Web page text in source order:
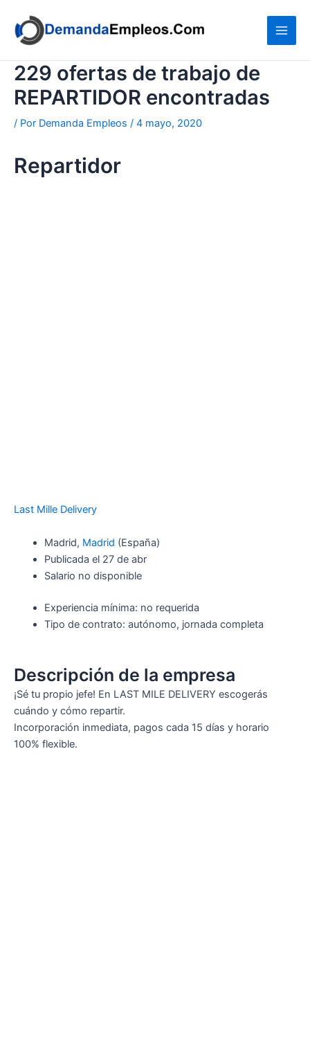
contenido
229 ofertas de trabajo de
REPARTIDOR encontradas
/ Por Demanda Empleos / 4 mayo, 2020
Repartidor
Last Mille Delivery
Madrid, Madrid (España)
Publicada el 27 de abr
Salario no disponible
Experiencia mínima: no requerida
Tipo de contrato: autónomo, jornada completa
Descripción de la empresa
¡Sé tu propio jefe! En LAST MILE DELIVERY escogerás
cuándo y cómo repartir.
Incorporación inmediata, pagos cada 15 días y horario
100% flexible.